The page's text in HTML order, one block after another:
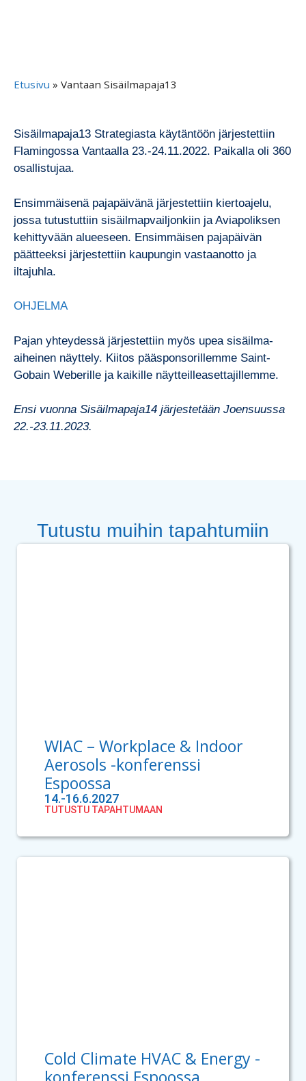
Etusivu » Vantaan Sisäilmapaja13
Sisäilmapaja13 Strategiasta käytäntöön järjestettiin
Flamingossa Vantaalla 23.-24.11.2022. Paikalla oli 360
osallistujaa.
Ensimmäisenä pajapäivänä järjestettiin kiertoajelu,
jossa tutustuttiin sisäilmapvailjonkiin ja Aviapoliksen
kehittyvään alueeseen. Ensimmäisen pajapäivän
päätteeksi järjestettiin kaupungin vastaanotto ja
iltajuhla.
OHJELMA
Pajan yhteydessä järjestettiin myös upea sisäilma-
aiheinen näyttely. Kiitos pääsponsorillemme Saint-
Gobain Weberille ja kaikille näytteilleasettajillemme.
Ensi vuonna Sisäilmapaja14 järjestetään Joensuussa
22.-23.11.2023.
Tutustu muihin tapahtumiin
WIAC – Workplace & Indoor
Aerosols -konferenssi
Espoossa
14.-16.6.2027
TUTUSTU TAPAHTUMAAN
Cold Climate HVAC & Energy -